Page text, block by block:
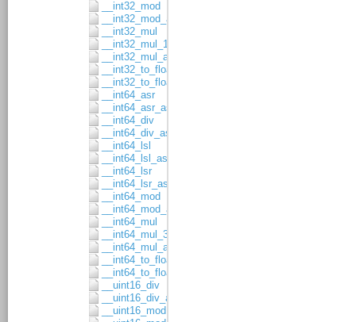
__int32_mod
__int32_mod_asgn
__int32_mul
__int32_mul_16x16
__int32_mul_asgn
__int32_to_float32
__int32_to_float64
__int64_asr
__int64_asr_asgn
__int64_div
__int64_div_asgn
__int64_lsl
__int64_lsl_asgn
__int64_lsr
__int64_lsr_asgn
__int64_mod
__int64_mod_asgn
__int64_mul
__int64_mul_32x32
__int64_mul_asgn
__int64_to_float32
__int64_to_float64
__uint16_div
__uint16_div_asgn
__uint16_mod